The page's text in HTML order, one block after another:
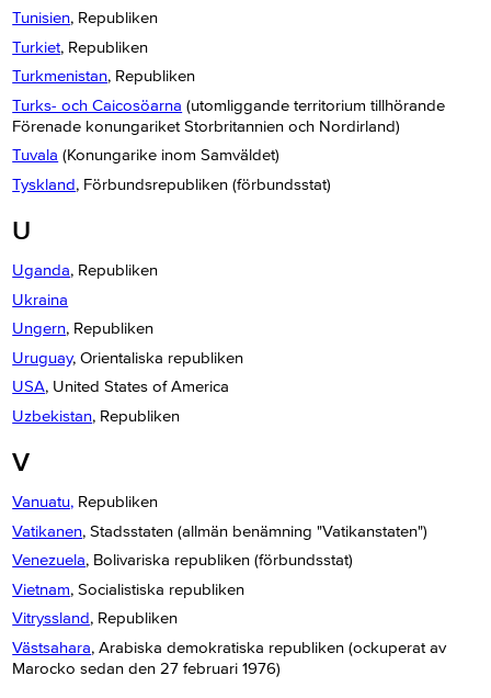
Tunisien, Republiken
Turkiet, Republiken
Turkmenistan, Republiken
Turks- och Caicosöarna (utomliggande territorium tillhörande
Förenade konungariket Storbritannien och Nordirland)
Tuvala (Konungarike inom Samväldet)
Tyskland, Förbundsrepubliken (förbundsstat)
U
Uganda, Republiken
Ukraina
Ungern, Republiken
Uruguay, Orientaliska republiken
USA, United States of America
Uzbekistan, Republiken
V
Vanuatu, Republiken
Vatikanen, Stadsstaten (allmän benämning "Vatikanstaten")
Venezuela, Bolivariska republiken (förbundsstat)
Vietnam, Socialistiska republiken
Vitryssland, Republiken
Västsahara, Arabiska demokratiska republiken (ockuperat av
Marocko sedan den 27 februari 1976)